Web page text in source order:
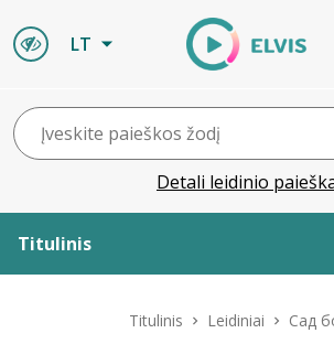
LT
Detali leidinio
Titulinis
Titulinis Leidiniai Сад